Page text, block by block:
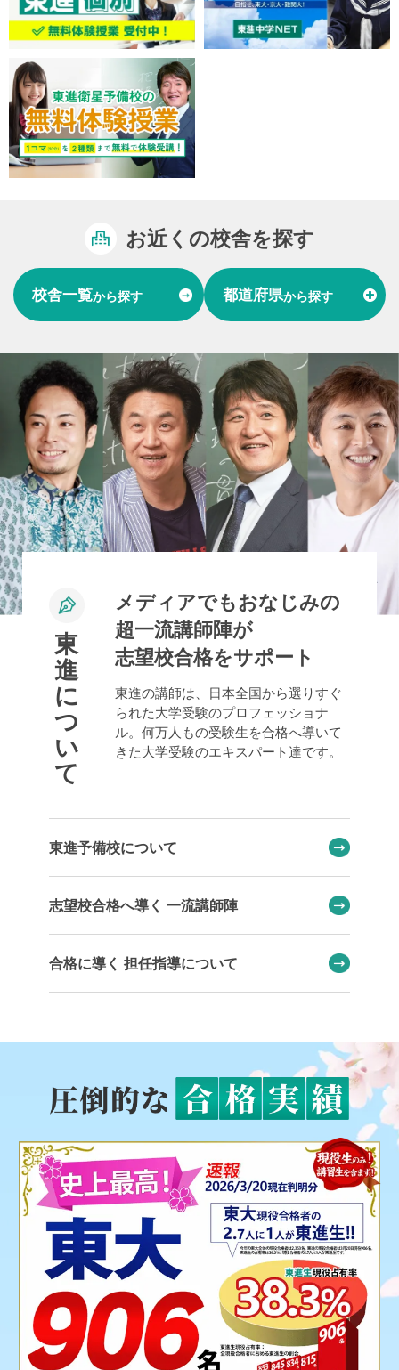
お近くの校舎を探す
校舎一覧から探す 都道府県から探す
東海 愛知県 岐阜県
関西 大阪府 兵庫県
中国 山口県
九州 福岡県 熊本県 長崎県
東
進
に
つ
い
て
メディアでもおなじみの
超一流講師陣が
志望校合格をサポート
東進の講師は、日本全国から選りすぐ
られた大学受験のプロフェッショナ
ル。何万人もの受験生を合格へ導いて
きた大学受験のエキスパート達です。
東進予備校について
志望校合格へ導く 一流講師陣
合格に導く 担任指導について